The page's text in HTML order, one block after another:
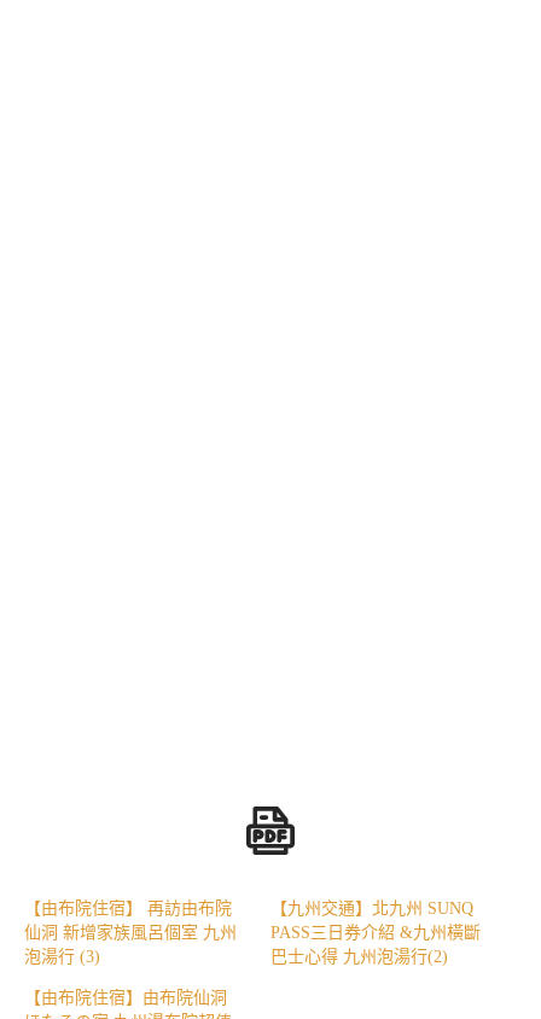
【由布院住宿】 再訪由布院
仙洞 新增家族風呂個室 九州
泡湯行 (3)
【九州交通】北九州 SUNQ
PASS三日券介紹 &九州橫斷
巴士心得 九州泡湯行(2)
【由布院住宿】由布院仙洞